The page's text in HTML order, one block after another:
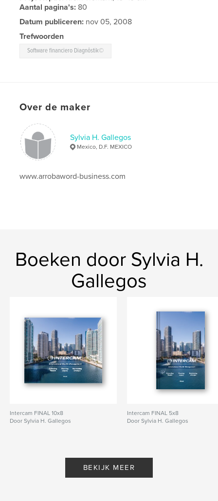
Aantal pagina's: 80
Datum publiceren: nov 05, 2008
Trefwoorden
Software financiero Diagnôstik©
Over de maker
Sylvia H. Gallegos
Mexico, D.F. MEXICO
www.arrobaword-business.com
Boeken door Sylvia H.
Gallegos
Intercam FINAL 10x8
Door Sylvia H. Gallegos
Intercam FINAL 5x8
Door Sylvia H. Gallegos
BEKIJK MEER